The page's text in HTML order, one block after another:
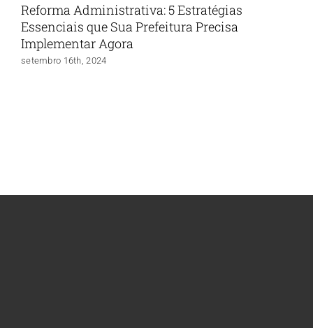
Reforma Administrativa: 5 Estratégias
Essenciais que Sua Prefeitura Precisa
Implementar Agora
setembro 16th, 2024